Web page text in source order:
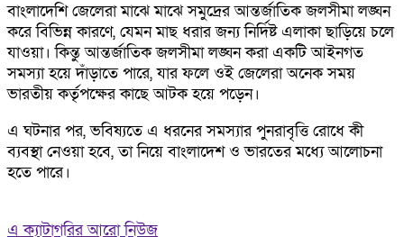
বাংলাদেশি জেলেরা মাঝে মাঝে সমুদ্রের আন্তর্জাতিক জলসীমা লঙ্ঘন
করে বিভিন্ন কারণে, যেমন মাছ ধরার জন্য নির্দিষ্ট এলাকা ছাড়িয়ে চলে
যাওয়া। কিন্তু আন্তর্জাতিক জলসীমা লঙ্ঘন করা একটি আইনগত
সমস্যা হয়ে দাঁড়াতে পারে, যার ফলে ওই জেলেরা অনেক সময়
ভারতীয় কর্তৃপক্ষের কাছে আটক হয়ে পড়েন।
এ ঘটনার পর, ভবিষ্যতে এ ধরনের সমস্যার পুনরাবৃত্তি রোধে কী
ব্যবস্থা নেওয়া হবে, তা নিয়ে বাংলাদেশ ও ভারতের মধ্যে আলোচনা
হতে পারে।
এ ক্যাটাগরির আরো নিউজ